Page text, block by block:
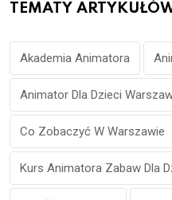
TEMATY
Akademia Animatora
Animator Dla Dzieci
Co Zobaczyć W Warszawie
Kurs Animatora Zabaw Dla